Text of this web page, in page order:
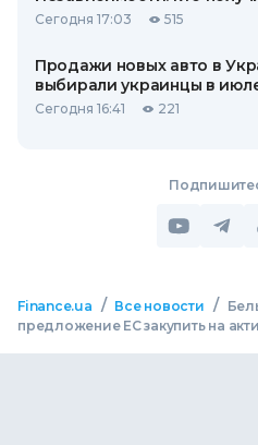
Сегодня 17:03 515
Продажи новых авто в
выбирали украинцы в
Сегодня 16:41 221
Finance.ua / Все новости /
предложение ЕС закупить на